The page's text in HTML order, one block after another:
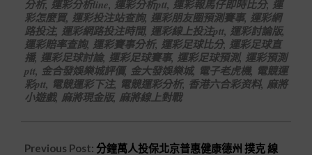
分析, 運彩分析line, 運彩分析ptt, 運彩報馬仔即時比分, 運
彩怎麼買, 運彩投注站查詢, 運彩朋友圈預測賽事, 運彩網
路投注, 運彩網路投注時間, 運彩線上投注ptt, 運彩討論版,
運彩賠率查詢, 運彩賽事分析, 運彩足球比分, 運彩足球直
播, 運彩足球討論, 運彩足球賽事, 運彩足球預測, 運彩預測
ptt, 金合發娛樂城評價, 金大發娛樂城, 電子老虎機, 電競運
彩ptt, 電競運彩下注, 電競運彩分析, 香港六合彩资料, 麻將
小遊戲, 麻將現金版, 麻將線上對戰
Previous Post: 分鐘萬人投保北京普惠健康德州 撲克 線